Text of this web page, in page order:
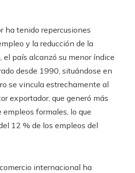
ha tenido repercusiones
y la reducción de la
el país alcanzó su menor índice
desde 1990, situándose en
se vincula estrechamente al
exportador, que generó más
formales, lo que
12 % de los empleos del
internacional ha